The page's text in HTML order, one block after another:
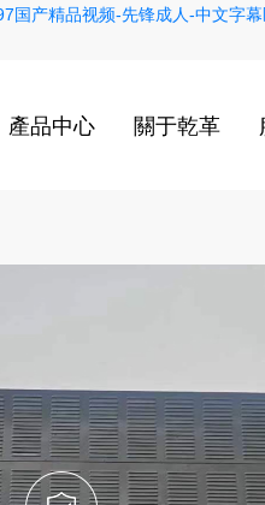
产精品视频-先锋成人-中文
產品中心 關于乾革